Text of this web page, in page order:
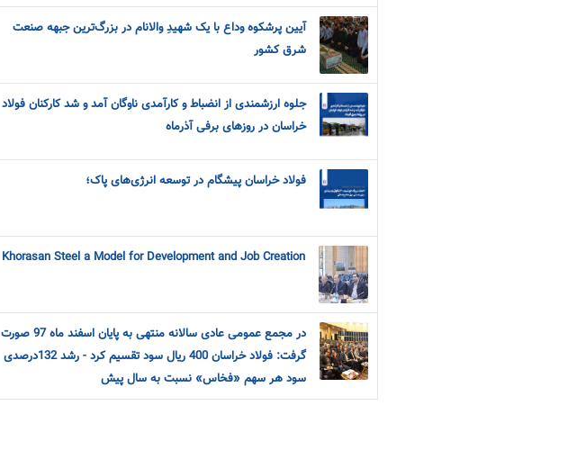
آیین پرشکوه وداع با یک شهیدِ والانام در بزرگ‌ترین جبهه صنعت
شرق کشور
جلوه ارزشمندی از انضباط و کارآمدی ناوگان آمد و شد کارکنان فولاد
خراسان در روزهای برفی آذرماه
فولاد خراسان پیشگام در توسعه انرژی‌های پاک؛
Khorasan Steel a Model for Development and Job Creation
در مجمع عمومی عادی سالانه منتهی به پایان اسفند ماه 97 صورت
گرفت: فولاد خراسان 400 ریال سود تقسیم کرد - رشد 132درصدی
سود هر سهم «فخاس» نسبت به سال پیش